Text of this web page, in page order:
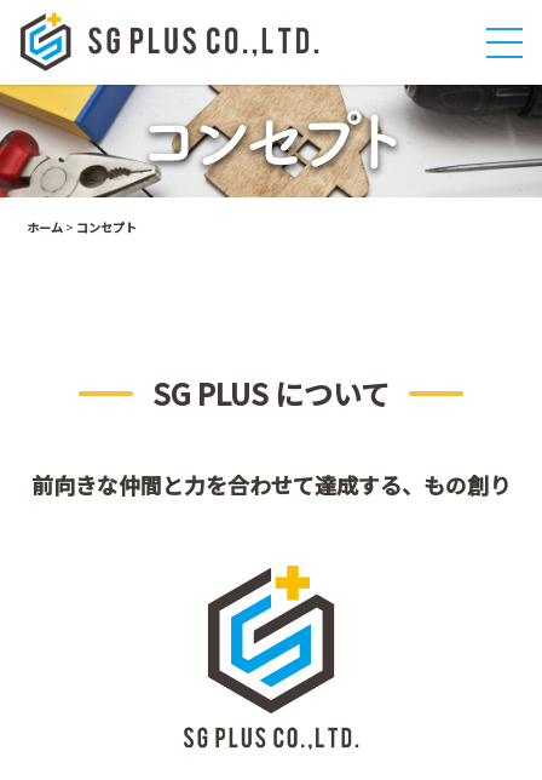
ホーム > コンセプト
SG PLUS について
前向きな仲間と力を合わせて達成する、もの創り